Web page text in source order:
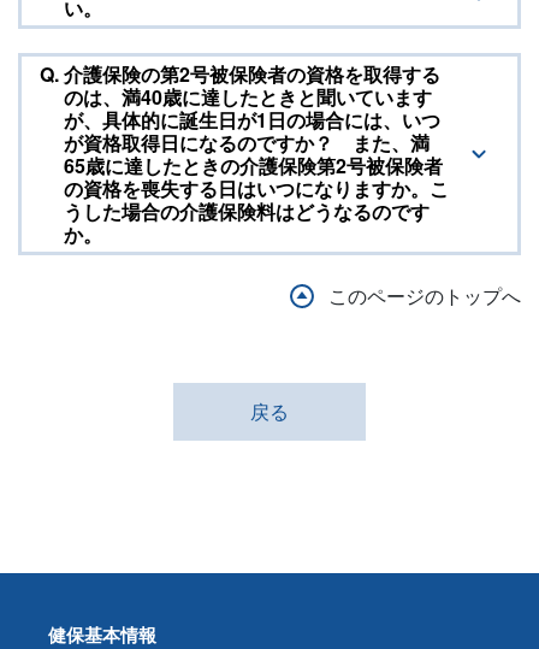
い。
Q.介護保険の第2号被保険者の資格を取得する
のは、満40歳に達したときと聞いています
が、具体的に誕生日が1日の場合には、いつ
が資格取得日になるのですか？ また、満
65歳に達したときの介護保険第2号被保険者
の資格を喪失する日はいつになりますか。こ
うした場合の介護保険料はどうなるのです
か。
このページのトップへ
戻る
健保基本情報